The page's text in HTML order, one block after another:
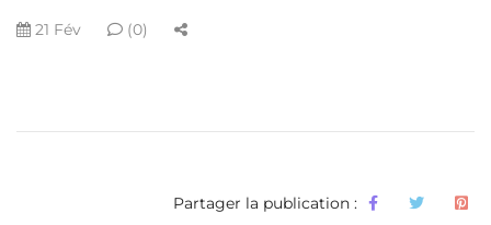
21 Fév (0)
Partager la publication :